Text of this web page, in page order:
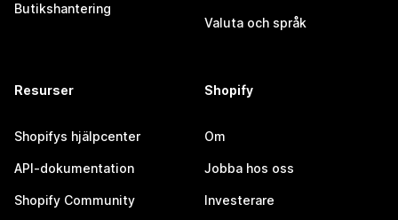
Butikshantering
Valuta och språk
Resurser
Shopifys hjälpcenter
API-dokumentation
Shopify Community
Shopify
Om
Jobba hos oss
Investerare